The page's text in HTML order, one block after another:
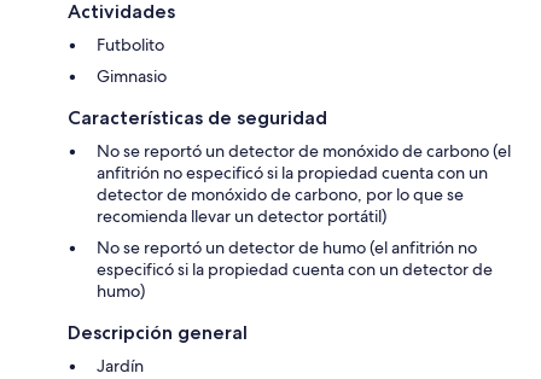
Actividades
Futbolito
Gimnasio
Características de seguridad
No se reportó un detector de monóxido de carbono (el
anfitrión no especificó si la propiedad cuenta con un
detector de monóxido de carbono, por lo que se
recomienda llevar un detector portátil)
No se reportó un detector de humo (el anfitrión no
especificó si la propiedad cuenta con un detector de
humo)
Descripción general
Jardín